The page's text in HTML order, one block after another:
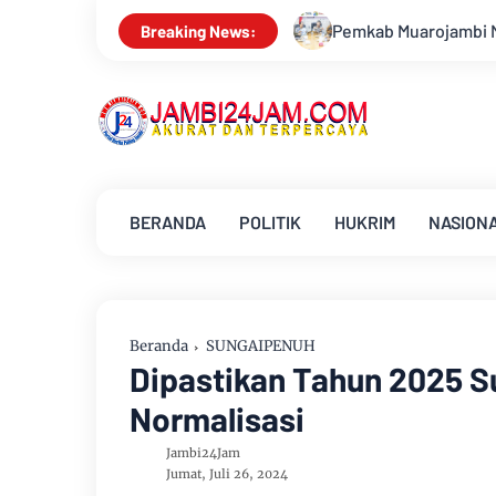
Breaking News:
Pemkab Muarojambi Mediasi Konflik PT Sinar Agro
BERANDA POLITIK HUKRIM
Beranda SUNGAIPENUH
Dipastikan Tahun 2025
Normalisasi
Jambi24Jam
Jumat, Juli 26, 2024